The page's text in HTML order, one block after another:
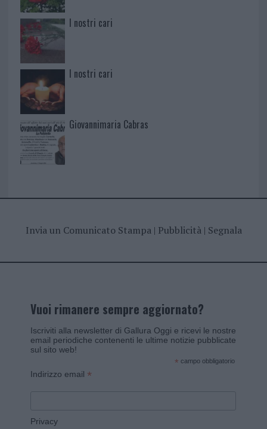
I nostri cari
I nostri cari
Giovannimaria Cabras
Invia un Comunicato Stampa| Pubblicità| Segnala
Vuoi rimanere sempre aggiornato?
Iscriviti alla newsletter di Gallura Oggi e ricevi le nostre
email periodiche contenenti le ultime notizie pubblicate
sul sito web!
* campo obbligatorio
Indirizzo email *
Privacy